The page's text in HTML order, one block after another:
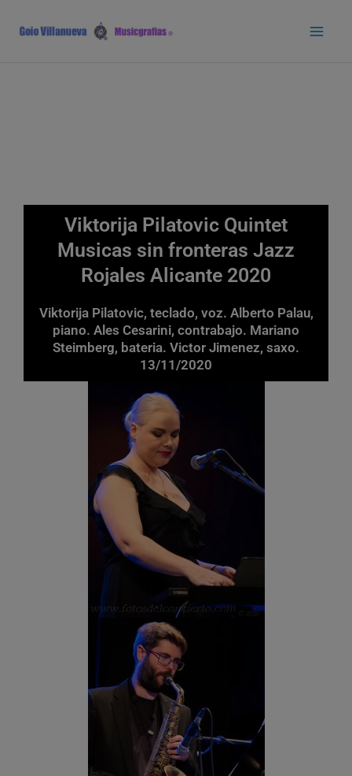
contenido
Viktorija Pilatovic Quintet
Musicas sin fronteras Jazz
Rojales Alicante 2020
Viktorija Pilatovic, teclado, voz. Alberto Palau,
piano. Ales Cesarini, contrabajo. Mariano
Steimberg, bateria. Victor Jimenez, saxo.
13/11/2020